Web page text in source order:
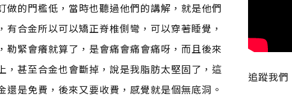
的門檻低，當時也聽過他們的講解，就是他們
合金所以可以矯正脊椎側彎，可以穿著睡覺，
緊會癢就算了，是會痛會痛會痛呀，而且後來
甚至合金也會斷掉，說是我脂肪太堅固了，這
是免費，後來又要收費，感覺就是個無底洞。
追蹤我們